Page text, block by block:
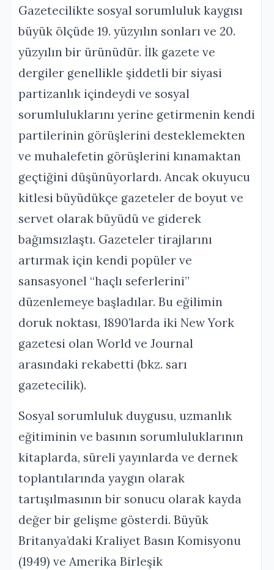
Gazetecilikte sosyal sorumluluk kaygısı
büyük ölçüde 19. yüzyılın sonları ve 20.
yüzyılın bir ürünüdür. İlk gazete ve
dergiler genellikle şiddetli bir siyasi
partizanlık içindeydi ve sosyal
sorumluluklarını yerine getirmenin kendi
partilerinin görüşlerini desteklemekten
ve muhalefetin görüşlerini kınamaktan
geçtiğini düşünüyorlardı. Ancak okuyucu
kitlesi büyüdükçe gazeteler de boyut ve
servet olarak büyüdü ve giderek
bağımsızlaştı. Gazeteler tirajlarını
artırmak için kendi popüler ve
sansasyonel “haçlı seferlerini”
düzenlemeye başladılar. Bu eğilimin
doruk noktası, 1890’larda iki New York
gazetesi olan World ve Journal
arasındaki rekabetti (bkz. sarı
gazetecilik).
Sosyal sorumluluk duygusu, uzmanlık
eğitiminin ve basının sorumluluklarının
kitaplarda, süreli yayınlarda ve dernek
toplantılarında yaygın olarak
tartışılmasının bir sonucu olarak kayda
değer bir gelişme gösterdi. Büyük
Britanya’daki Kraliyet Basın Komisyonu
(1949) ve Amerika Birleşik